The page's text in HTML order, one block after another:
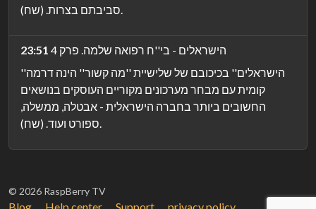
סביבתם בצרות. (שח).
23:51
הישראלים - בי''ח רפואה שלמה. פרק 4
''הישראלים'' בכיכובם של שלישיית ''מה קשור'' הינה דרמה
קומית עם מבחר מערכונים מקוריים העוסקים בנושאים
החשובים ביותר בחברה הישראלית - אבטלה, ממשלה,
ספורט ועוד. (שח).
© 2026 RaspBerry TV